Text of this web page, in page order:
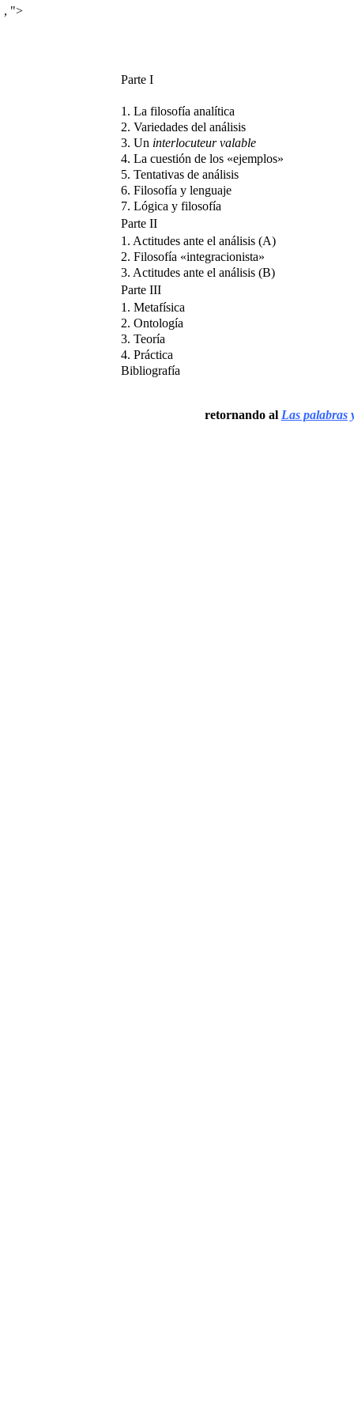
, ">
Parte I
1. La filosofía analítica
2. Variedades del análisis
3. Un interlocuteur valable
4. La cuestión de los «ejemplos»
5. Tentativas de análisis
6. Filosofía y lenguaje
7. Lógica y filosofía
Parte II
1. Actitudes ante el análisis (A)
2. Filosofía «integracionista»
3. Actitudes ante el análisis (B)
Parte III
1. Metafísica
2. Ontología
3. Teoría
4. Práctica
Bibliografía
retornando al Las palabras